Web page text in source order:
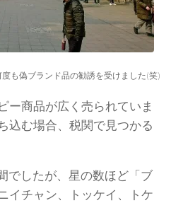
も偽ブランド品の勧誘を受けました(笑)
ー商品が広く売られていま
込む場合、税関で見つかる
でしたが、星の数ほど「ブ
イチャン、トッケイ、トケ